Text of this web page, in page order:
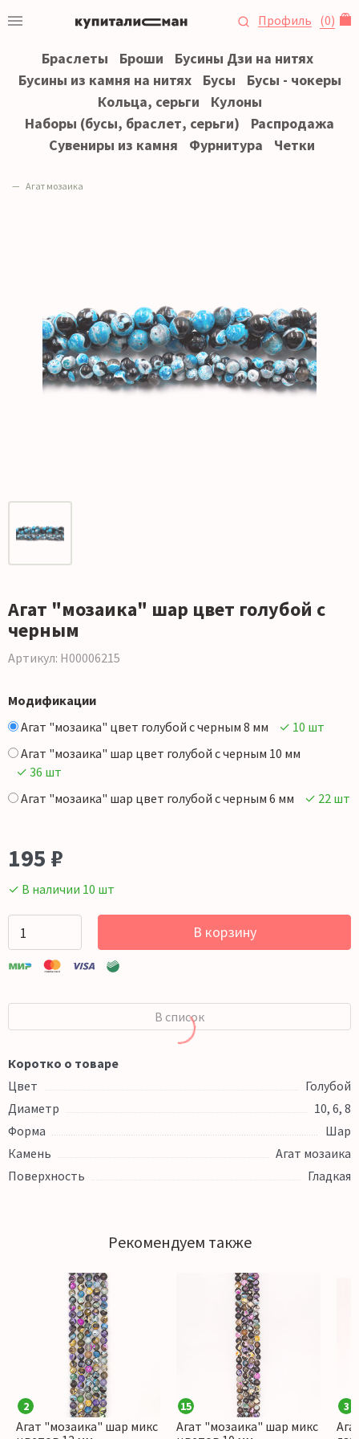
Профиль (0)
Браслеты Броши
Бусины Дзи на нитях
Бусины из камня на нитях
Бусы
Бусы - чокеры
Кольца, серьги
Кулоны
Наборы (бусы, браслет, серьги)
Распродажа
Сувениры из камня
Фурнитура Четки
Агат мозаика
Агат "мозаика" шар цвет голубой с
черным
Артикул: Н00006215
Модификации
Агат "мозаика" цвет голубой с черным 8 мм
✓ 10 шт
Агат "мозаика" шар цвет голубой с черным 10 мм
✓ 36 шт
Агат "мозаика" шар цвет голубой с черным 6 мм
✓ 22 шт
195 ₽
✓ В наличии 10 шт
В корзину
В список
Коротко о товаре
Цвет
Голубой
Диаметр
10, 6, 8
Форма
Шар
Камень
Агат мозаика
Поверхность
Гладкая
Рекомендуем также
2
Агат "мозаика" шар микс
15
Агат "мозаика" шар микс
3